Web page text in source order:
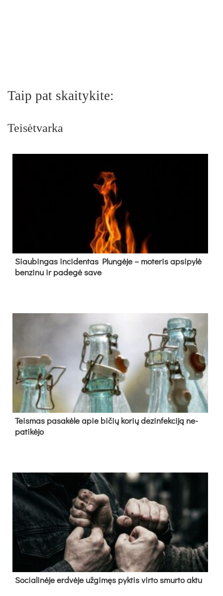
Taip pat skaitykite:
Teisėtvarka
Siau­bin­gas in­ci­den­tas Plun­gė­je – mo­te­ris ap­si­py­lė
ben­zi­nu ir pa­de­gė sa­ve
Teis­mas pa­sa­kė­le apie bi­čių ko­rių de­zin­fek­ci­ją ne­
pa­ti­kė­jo
So­cia­li­nė­je erd­vė­je už­gi­męs pyk­tis vir­to smur­to ak­tu